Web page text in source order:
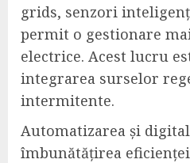
grids, senzori
permit o gestionare
electrice. Acest lucru
integrarea surselor
intermitente.
Automatizarea și
îmbunătățirea